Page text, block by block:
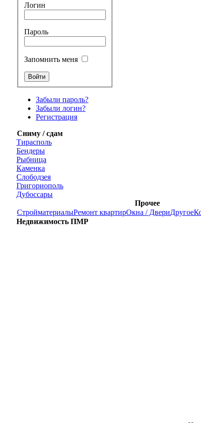
Логин
Пароль
Запомнить меня
Забыли пароль?
Забыли логин?
Регистрация
Сниму / сдам
Тирасполь
Бендеры
Рыбница
Каменка
Слободзея
Григориополь
Дубоссары
Прочее
СтройматериалыРемонт квартирОкна / ДвериДругое
Недвижимость ПМР